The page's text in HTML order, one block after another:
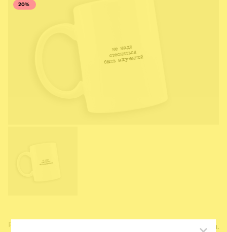
20%
Размер:
300 мл.